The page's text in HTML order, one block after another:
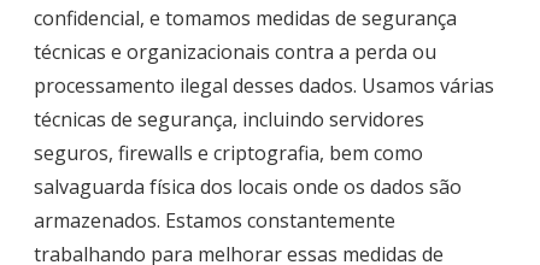
confidencial, e tomamos medidas de segurança
técnicas e organizacionais contra a perda ou
processamento ilegal desses dados. Usamos várias
técnicas de segurança, incluindo servidores
seguros, firewalls e criptografia, bem como
salvaguarda física dos locais onde os dados são
armazenados. Estamos constantemente
trabalhando para melhorar essas medidas de